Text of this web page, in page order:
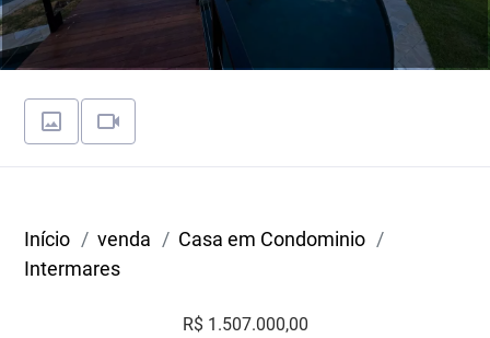
Início venda
Casa em Condominio
Intermares
R$ 1.507.000,00